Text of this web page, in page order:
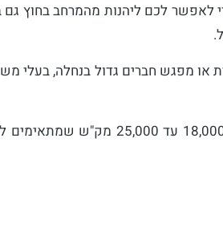
לאפשר לכם ליהנות מהמרחב בחוץ
מפגש חברים גדול בנחלה, בעלי
המלאי שלנו כולל דגמים מתקדמים בגדלים שונים: מצננים